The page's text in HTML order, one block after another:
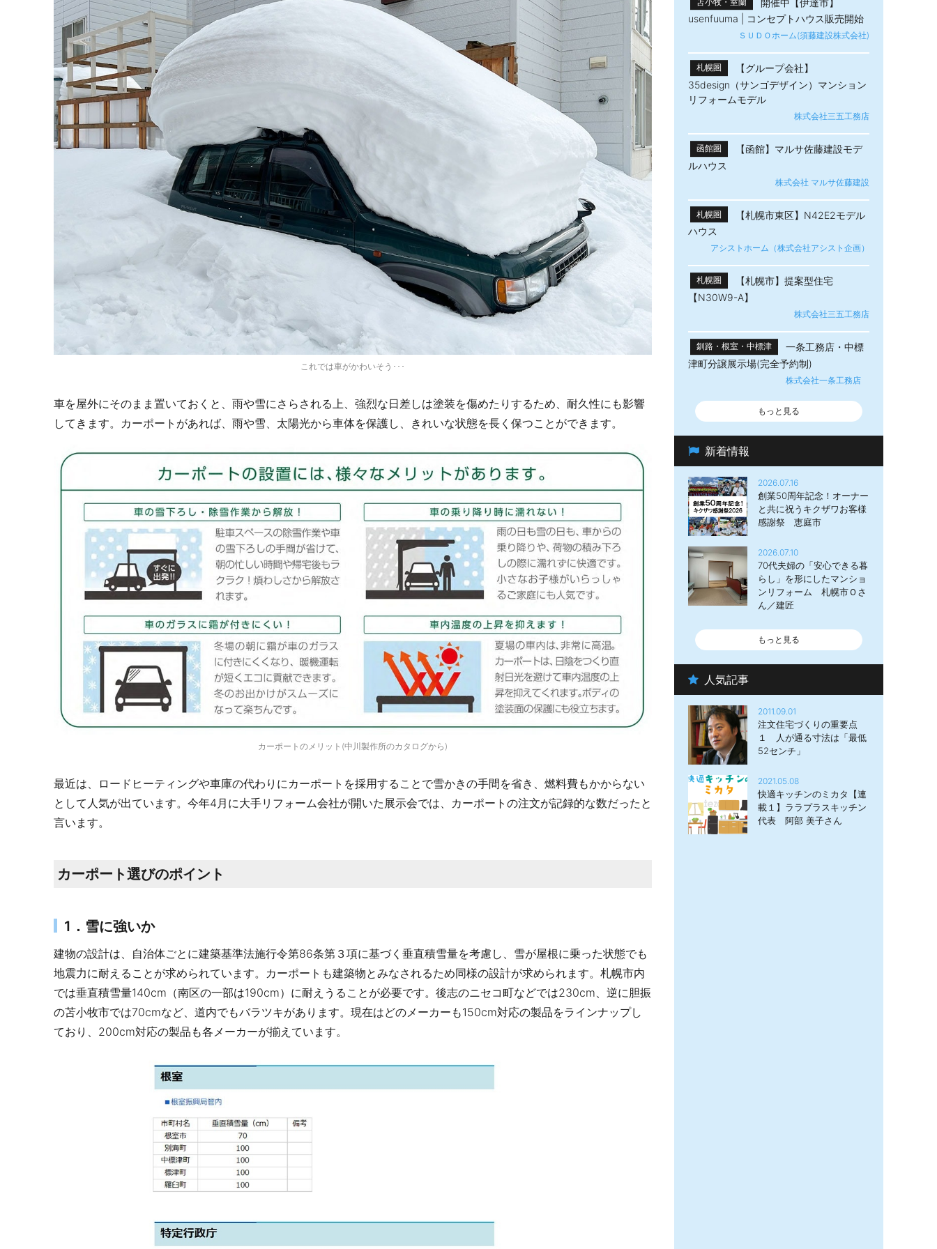
これでは車がかわいそう･･･
車を屋外にそのまま置いておくと、雨や雪にさらされる上、強烈な日差しは塗装を傷めたりするため、耐久性にも影響
してきます。カーポートがあれば、雨や雪、太陽光から車体を保護し、きれいな状態を長く保つことができます。
カーポートのメリット(中川製作所のカタログから)
最近は、ロードヒーティングや車庫の代わりにカーポートを採用することで雪かきの手間を省き、燃料費もかからない
として人気が出ています。今年4月に大手リフォーム会社が開いた展示会では、カーポートの注文が記録的な数だったと
言います。
カーポート選びのポイント
1．雪に強いか
建物の設計は、自治体ごとに建築基準法施行令第86条第３項に基づく垂直積雪量を考慮し、雪が屋根に乗った状態でも
地震力に耐えることが求められています。カーポートも建築物とみなされるため同様の設計が求められます。札幌市内
では垂直積雪量140cm（南区の一部は190cm）に耐えうることが必要です。後志のニセコ町などでは230cm、逆に胆振
の苫小牧市では70cmなど、道内でもバラツキがあります。現在はどのメーカーも150cm対応の製品をラインナップし
ており、200cm対応の製品も各メーカーが揃えています。
usenfuuma | コンセプトハウス販売開始
ＳＵＤＯホーム(須藤建設株式会社)
札幌圏
【グループ会社】
35design（サンゴデザイン）マンション
リフォームモデル
株式会社三五工務店
函館圏
【函館】マルサ佐藤建設モデ
ルハウス
株式会社 マルサ佐藤建設
札幌圏
【札幌市東区】N42E2モデル
ハウス
アシストホーム（株式会社アシスト企画）
札幌圏
【札幌市】提案型住宅
【N30W9-A】
株式会社三五工務店
釧路・根室・中標津
一条工務店・中標
津町分譲展示場(完全予約制)
株式会社一条工務店
もっと見る
新着情報
2026.07.16
創業50周年記念！オーナー
と共に祝うキクザワお客様
感謝祭 恵庭市
2026.07.10
70代夫婦の「安心できる暮
らし」を形にしたマンショ
ンリフォーム 札幌市Ｏさ
ん／建匠
もっと見る
人気記事
2011.09.01
注文住宅づくりの重要点
１ 人が通る寸法は「最低
52センチ」
2021.05.08
快適キッチンのミカタ【連
載１】ララプラスキッチン
代表 阿部 美子さん